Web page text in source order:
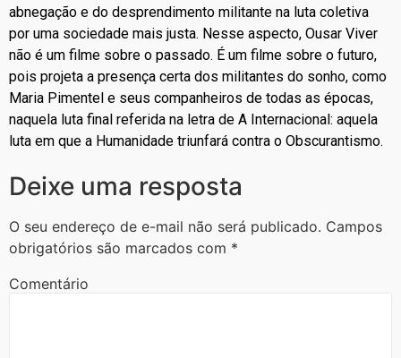
abnegação e do desprendimento militante na luta coletiva
por uma sociedade mais justa. Nesse aspecto, Ousar Viver
não é um filme sobre o passado. É um filme sobre o futuro,
pois projeta a presença certa dos militantes do sonho, como
Maria Pimentel e seus companheiros de todas as épocas,
naquela luta final referida na letra de A Internacional: aquela
luta em que a Humanidade triunfará contra o Obscurantismo.
Deixe uma resposta
O seu endereço de e-mail não será publicado. Campos
obrigatórios são marcados com *
Comentário